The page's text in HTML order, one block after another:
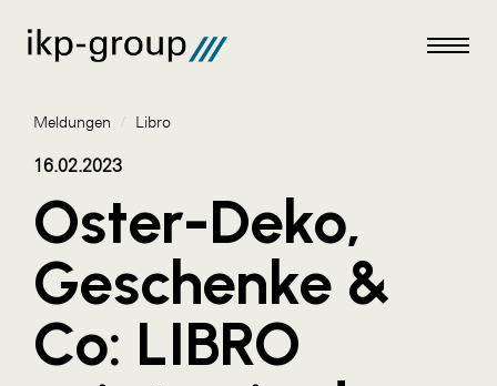
Meldungen
AKTUELLES
ACO
ALEX Krems
Meldungen / Libro
16.02.2023
Oster-Deko,
Geschenke &
Co: LIBRO